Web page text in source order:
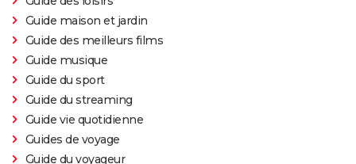
Guide maison et jardin
Guide des meilleurs films
Guide musique
Guide du sport
Guide du streaming
Guide vie quotidienne
Guides de voyage
Guide du voyageur